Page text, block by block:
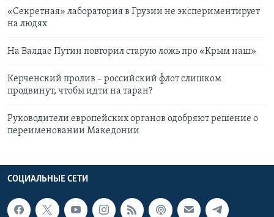
«Секретная» лаборатория в Грузии не экспериментирует
на людях
На Валдае Путин повторил старую ложь про «Крым наш»
Керченский пролив – российский флот слишком
продвинут, чтобы идти на таран?
Руководители европейских органов одобряют решение о
переименовании Македонии
СОЦИАЛЬНЫЕ СЕТИ